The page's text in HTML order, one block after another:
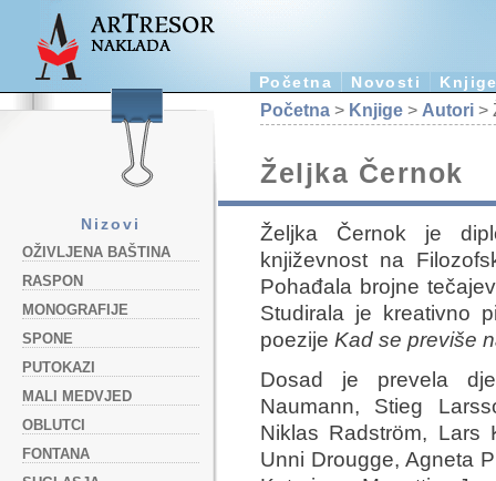
Početna Novosti
Nizovi
OŽIVLJENA BAŠTINA
RASPON
MONOGRAFIJE
SPONE
PUTOKAZI
MALI MEDVJED
OBLUTCI
FONTANA
Početna > Knjige > Autori >
Željka Černok
Željka Černok je
književnost na
Pohađala brojne
Studirala je kreativno
poezije Kad se previše
Dosad je prevela
Naumann, Stieg
Niklas Radström, Lars
Unni Drougge, Agneta